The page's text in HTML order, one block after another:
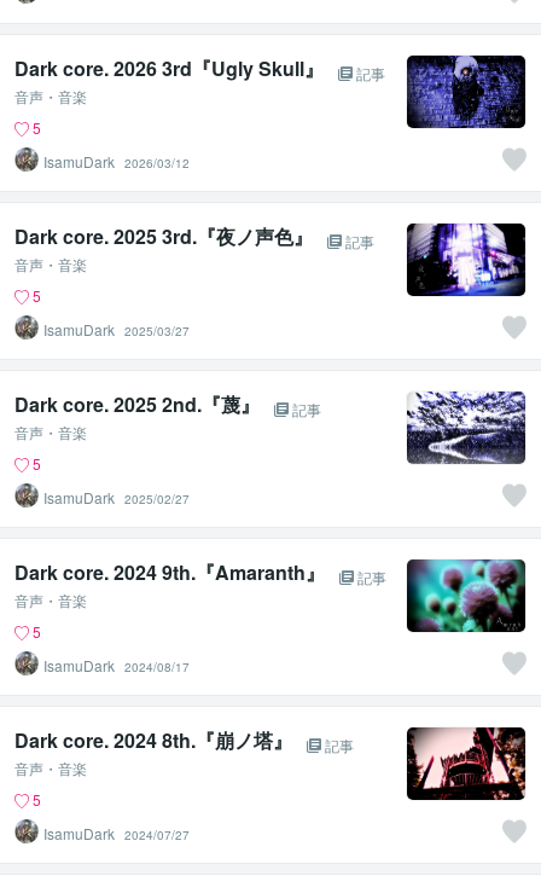
Dark core. 2026 3rd『Ugly Skull』
記事
音声・音楽
5
IsamuDark 2026/03/12
Dark core. 2025 3rd.『夜ノ声色』
記事
音声・音楽
5
IsamuDark 2025/03/27
Dark core. 2025 2nd.『蔑』
記事
音声・音楽
5
IsamuDark 2025/02/27
Dark core. 2024 9th.『Amaranth』
記事
音声・音楽
5
IsamuDark 2024/08/17
Dark core. 2024 8th.『崩ノ塔』
記事
音声・音楽
5
IsamuDark 2024/07/27